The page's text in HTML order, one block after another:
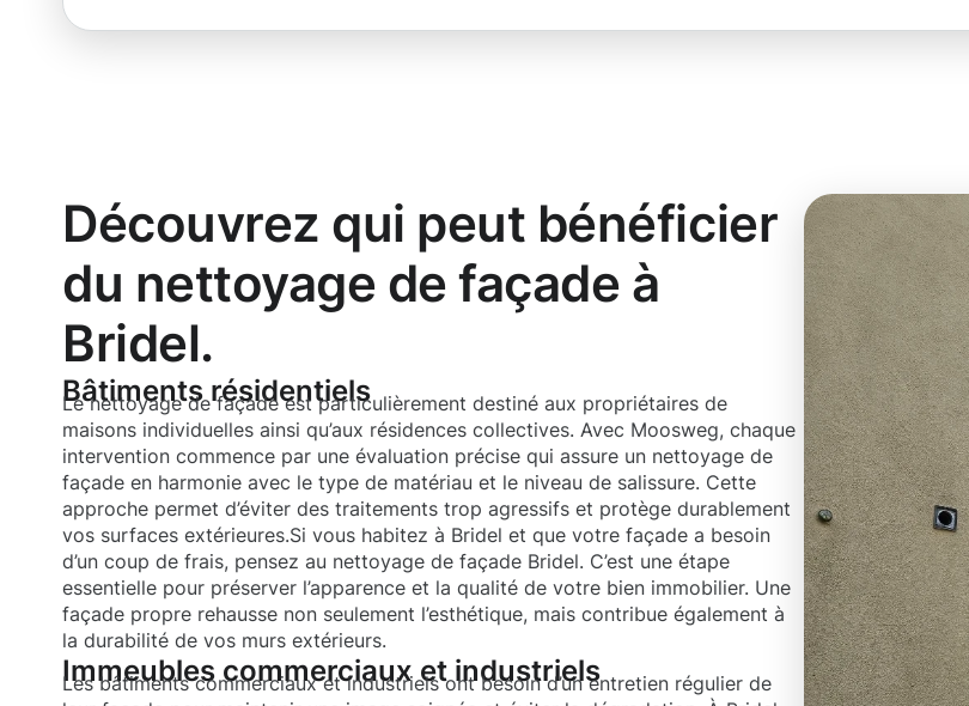
Découvrez qui peut bénéficier
du nettoyage de façade à
Bridel.
Bâtiments résidentiels
Le nettoyage de façade est particulièrement destiné aux propriétaires de
maisons individuelles ainsi qu’aux résidences collectives. Avec Moosweg, chaque
intervention commence par une évaluation précise qui assure un nettoyage de
façade en harmonie avec le type de matériau et le niveau de salissure. Cette
approche permet d’éviter des traitements trop agressifs et protège durablement
vos surfaces extérieures.Si vous habitez à Bridel et que votre façade a besoin
d’un coup de frais, pensez au nettoyage de façade Bridel. C’est une étape
essentielle pour préserver l’apparence et la qualité de votre bien immobilier. Une
façade propre rehausse non seulement l’esthétique, mais contribue également à
la durabilité de vos murs extérieurs.
Immeubles commerciaux et industriels
Les bâtiments commerciaux et industriels ont besoin d’un entretien régulier de